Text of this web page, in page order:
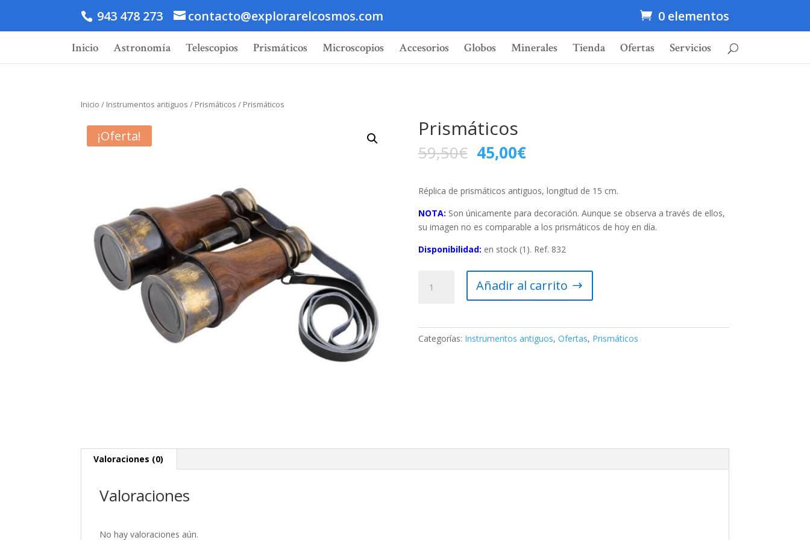
943 478 273 contacto@explorarelcosmos.com 0 elementos
Inicio Astronomía Telescopios Prismáticos Microscopios Accesorios Globos Minerales Tienda Ofertas Servicios
Inicio / Instrumentos antiguos / Prismáticos / Prismáticos
¡Oferta! Prismáticos
59,50€ 45,00€
Réplica de prismáticos antiguos, longitud de 15 cm.
NOTA: Son únicamente para decoración. Aunque se observa a través de ellos,
su imagen no es comparable a los prismáticos de hoy en día.
Disponibilidad: en stock (1). Ref. 832
cantidad
Añadir al carrito
Categorías: Instrumentos antiguos, Ofertas, Prismáticos
Valoraciones (0)
Valoraciones
No hay valoraciones aún.